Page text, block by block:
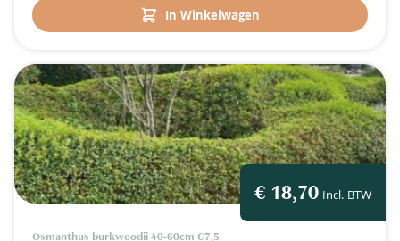
In Winkelwagen
€ 18,70 Incl. BTW
Osmanthus burkwoodii 40-60cm C7,5